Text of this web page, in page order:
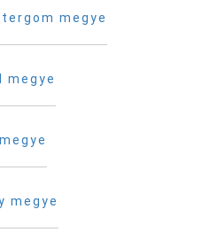
megye
megye
megye